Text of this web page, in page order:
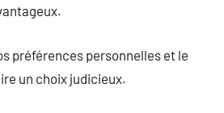
préférences personnelles et le
un choix judicieux.